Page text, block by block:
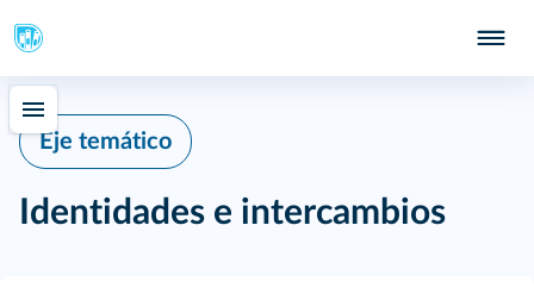
Eje temático
Identidades e intercambios